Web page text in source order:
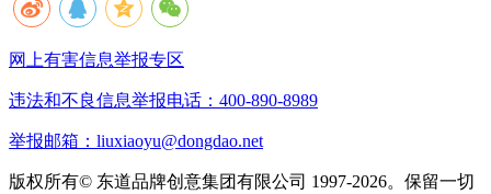
网上有害信息举报专区
违法和不良信息举报电话：400-890-8989
举报邮箱：liuxiaoyu@dongdao.net
版权所有© 东道品牌创意集团有限公司 1997-2026。保留一切